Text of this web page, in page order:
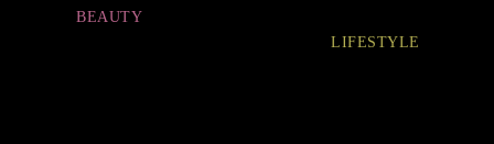
FASHION